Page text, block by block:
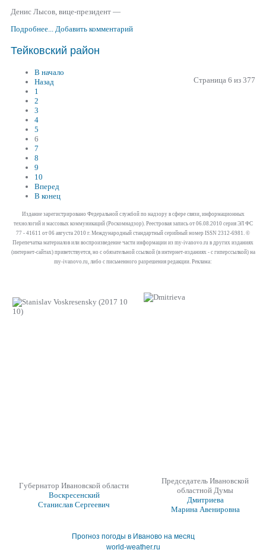
Денис Лысов, вице-президент —
Подробнее... Добавить комментарий
Тейковский район
Страница 6 из 377
В начало
Назад
1
2
3
4
5
6
7
8
9
10
Вперед
В конец
Издание зарегистрировано Федеральной службой по надзору в сфере связи, информационных
технологий и массовых коммуникаций (Роскомнадзор). Реестровая запись от 06.08.2010 серия ЭЛ ФС
77 - 41611 от 06 августа 2010 г. Международный стандартный серийный номер ISSN 2312-6981. ©
Перепечатка материалов или воспроизведение части информации из my-ivanovo.ru в других изданиях
(интернет-сайтах) приветствуется, но с обязательной ссылкой (в интернет-изданиях - с гиперссылкой) на
my-ivanovo.ru, либо с письменного разрешения редакции. Реклама:
Губернатор Ивановской области
Воскресенский
Станислав Сергеевич
Председатель Ивановской
областной Думы
Дмитриева
Марина Авенировна
Прогноз погоды в Иваново на месяц
world-weather.ru